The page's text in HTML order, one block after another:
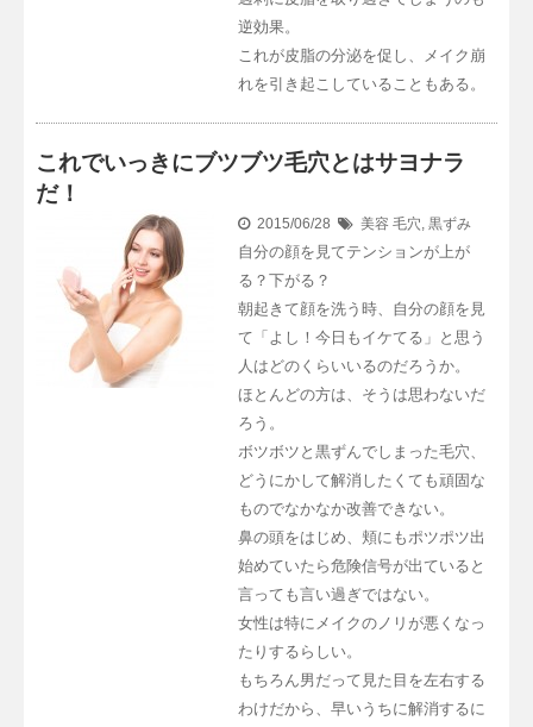
逆効果。
これが皮脂の分泌を促し、メイク崩
れを引き起こしていることもある。
これでいっきにブツブツ毛穴とはサヨナラ
だ！
2015/06/28 美容 毛穴, 黒ずみ
自分の顔を見てテンションが上が
る？下がる？
朝起きて顔を洗う時、自分の顔を見
て「よし！今日もイケてる」と思う
人はどのくらいいるのだろうか。
ほとんどの方は、そうは思わないだ
ろう。
ボツボツと黒ずんでしまった毛穴、
どうにかして解消したくても頑固な
ものでなかなか改善できない。
鼻の頭をはじめ、頬にもポツポツ出
始めていたら危険信号が出ていると
言っても言い過ぎではない。
女性は特にメイクのノリが悪くなっ
たりするらしい。
もちろん男だって見た目を左右する
わけだから、早いうちに解消するに